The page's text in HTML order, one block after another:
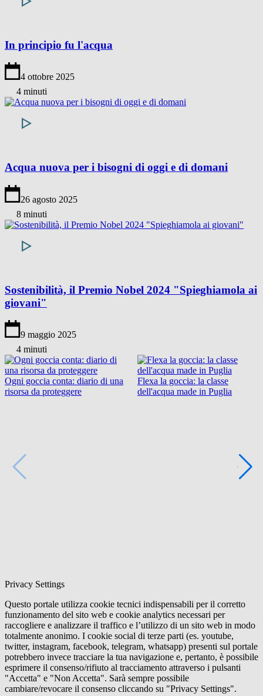
In principio fu l'acqua
4 ottobre 2025
4 minuti
Acqua nuova per i bisogni di oggi e di domani
26 agosto 2025
8 minuti
Sostenibilità, il Premio Nobel 2024 "Spieghiamola ai
giovani"
9 maggio 2025
4 minuti
Ogni goccia conta: diario di una
risorsa da proteggere
Flexa la goccia: la classe
dell'acqua made in Puglia
Privacy Settings
Questo portale utilizza cookie tecnici indispensabili per il corretto
funzionamento del sito web e cookie analytics necessari per
raccogliere e analizzare il traffico e l’utilizzo di un sito web in modo
totalmente anonimo. I cookie social di terze parti (es. youtube,
twitter, instagram, facebook, telegram, whatsapp) presenti sul portale
potrebbero invece tracciare la tua navigazione e, pertanto, è possibile
esprimere il consenso/rifiuto al tracciamento attraverso i pulsanti
"Accetta" e "Non Accetta". Sarà sempre possibile
cambiare/revocare il consenso cliccando su "Privacy Settings".